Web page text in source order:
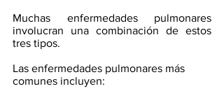
Muchas enfermedades pulmonares
involucran una combinación de estos
tres tipos.
Las enfermedades pulmonares más
comunes incluyen: